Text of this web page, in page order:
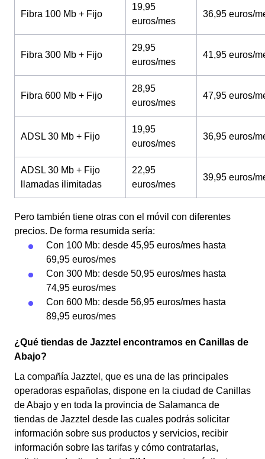
Fibra 100 Mb + Fijo
19,95
euros/mes
36,95 euros/
Fibra 300 Mb + Fijo
29,95
euros/mes
41,95 euros/
Fibra 600 Mb + Fijo
28,95
euros/mes
47,95 euros/
ADSL 30 Mb + Fijo
19,95
euros/mes
36,95 euros/
ADSL 30 Mb + Fijo
llamadas ilimitadas
22,95
euros/mes
39,95 euros/
Pero también tiene otras con el móvil con diferentes
precios. De forma resumida sería:
Con 100 Mb: desde 45,95 euros/mes hasta
69,95 euros/mes
Con 300 Mb: desde 50,95 euros/mes hasta
74,95 euros/mes
Con 600 Mb: desde 56,95 euros/mes hasta
89,95 euros/mes
¿Qué tiendas de Jazztel encontramos en Canillas de
Abajo?
La compañía Jazztel, que es una de las principales
operadoras españolas, dispone en la ciudad de Canillas
de Abajo y en toda la provincia de Salamanca de
tiendas de Jazztel desde las cuales podrás solicitar
información sobre sus productos y servicios, recibir
información sobre las tarifas y cómo contratarlas,